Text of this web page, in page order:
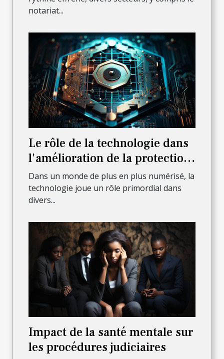
notariat...
Le rôle de la technologie dans
l'amélioration de la protection
juridique
Dans un monde de plus en plus numérisé, la
technologie joue un rôle primordial dans
divers...
Impact de la santé mentale sur
les procédures judiciaires